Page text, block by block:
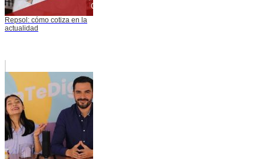
Repsol: cómo cotiza en la
actualidad